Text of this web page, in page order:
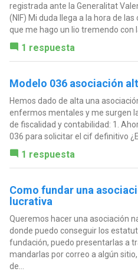
registrada ante la Generalitat
(NIF) Mi duda llega a la hora de
que me hago un lio tremendo con
1 respuesta
Modelo 036 asociación
Hemos dado de alta una
enfermos mentales y me surgen
de fiscalidad y contabilidad: 1.
036 para solicitar el cif definitivo
1 respuesta
Como fundar una
lucrativa
Queremos hacer una asociación
donde puedo conseguir los
fundación, puedo presentarlas a
mandarlas por correo a algún
de...